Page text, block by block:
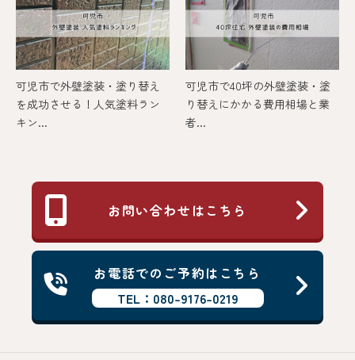
可児市で外壁塗装・塗り替え
を成功させる！人気塗料ラン
キン...
可児市で40坪の外壁塗装・塗
り替えにかかる費用相場と業
者...
お問い合わせはこちら
お電話でのご予約はこちら
TEL：080-9176-0219